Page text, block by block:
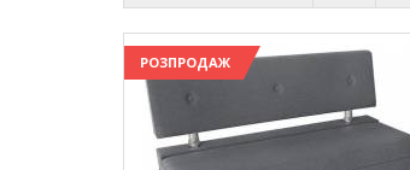
РОЗПРОДАЖ